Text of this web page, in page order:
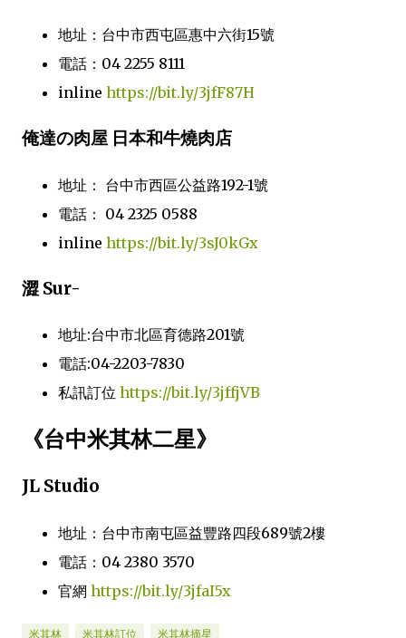
地址：台中市西屯區惠中六街15號
電話：04 2255 8111
inline https://bit.ly/3jfF87H
俺達の肉屋 日本和牛燒肉店
地址： 台中市西區公益路192-1號
電話： 04 2325 0588
inline https://bit.ly/3sJ0kGx
澀 Sur-
地址:台中市北區育德路201號
電話:04-2203-7830
私訊訂位 https://bit.ly/3jffjVB
《台中米其林二星》
JL Studio
地址：台中市南屯區益豐路四段689號2樓
電話：04 2380 3570
官網 https://bit.ly/3jfaI5x
米其林 米其林訂位 米其林摘星